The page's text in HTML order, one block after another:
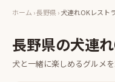
ホーム ›長野県›犬連れOKレスト
長野県の犬連
犬と一緒に楽しめるグルメ を